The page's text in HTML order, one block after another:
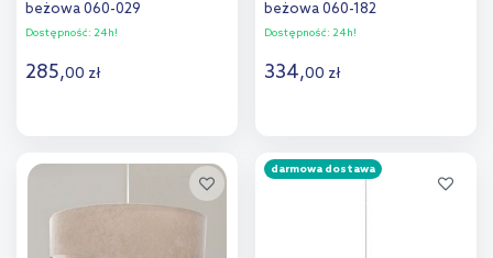
beżowa 060-029
Dostępność: 24h!
285,00 zł
beżowa 060-182
Dostępność: 24h!
334,00 zł
Dodaj do
darmowa dostawa